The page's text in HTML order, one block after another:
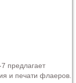
предлагает
и печати флаеров.